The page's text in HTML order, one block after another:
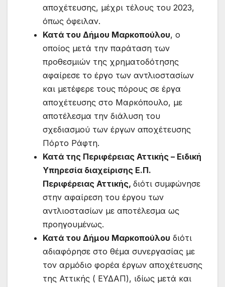
αποχέτευσης, μέχρι τέλους του 2023,
όπως όφειλαν.
Κατά του Δήμου Μαρκοπούλου, ο
οποίος μετά την παράταση των
προθεσμιών της χρηματοδότησης
αφαίρεσε το έργο των αντλιοστασίων
και μετέφερε τους πόρους σε έργα
αποχέτευσης στο Μαρκόπουλο, με
αποτέλεσμα την διάλυση του
σχεδιασμού των έργων αποχέτευσης
Πόρτο Ράφτη.
Κατά της Περιφέρειας Αττικής – Ειδική
Υπηρεσία διαχείρισης Ε.Π.
Περιφέρειας Αττικής, διότι συμφώνησε
στην αφαίρεση του έργου των
αντλιοστασίων με αποτέλεσμα ως
προηγουμένως.
Κατά του Δήμου Μαρκοπούλου διότι
αδιαφόρησε στο θέμα συνεργασίας με
τον αρμόδιο φορέα έργων αποχέτευσης
της Αττικής ( ΕΥΔΑΠ), ιδίως μετά και